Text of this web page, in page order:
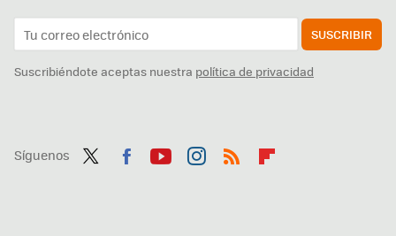
SUSCRIBIR
Suscribiéndote aceptas nuestra política de privacidad
Síguenos